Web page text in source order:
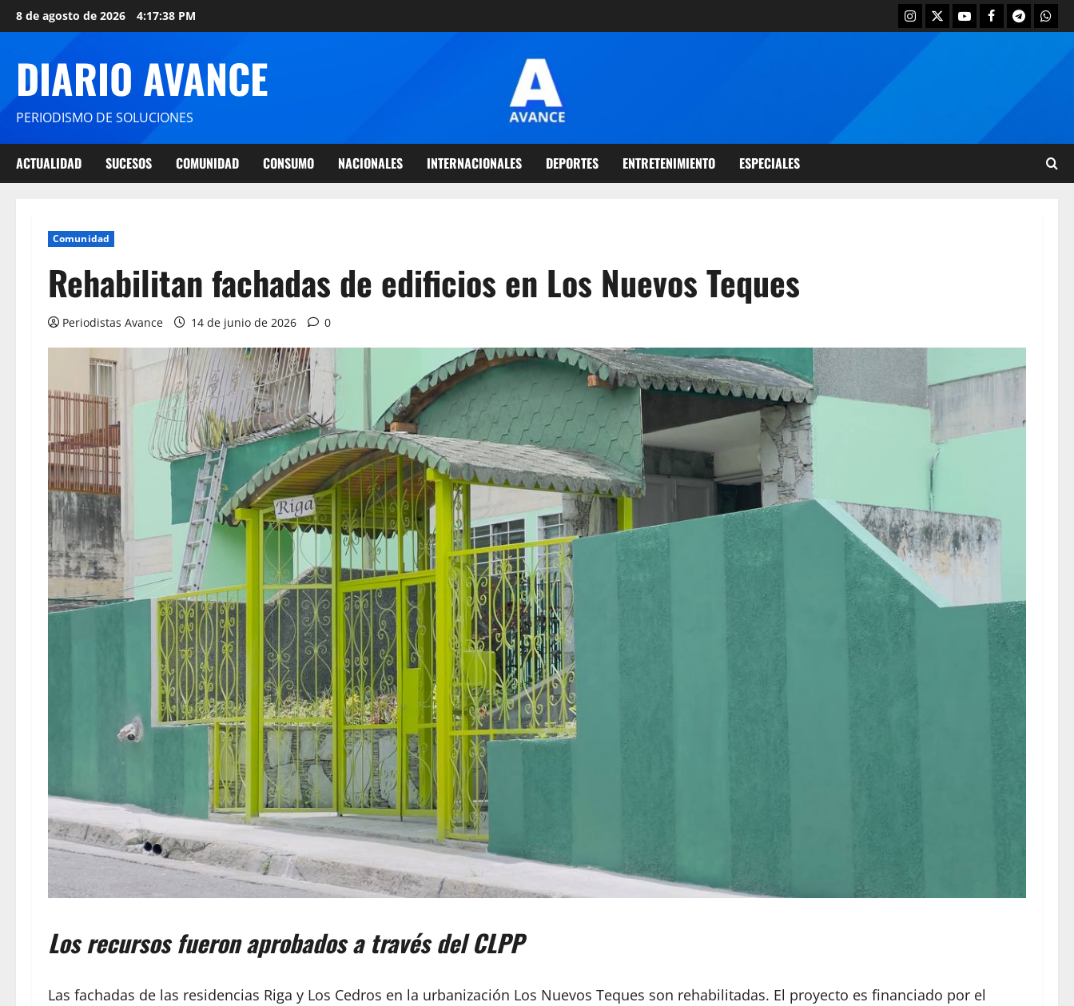
8 de agosto de 2026 4:17:39 PM
DIARIO AVANCE
PERIODISMO DE SOLUCIONES
ACTUALIDAD SUCESOS COMUNIDAD CONSUMO NACIONALES INTERNACIONALES DEPORTES ENTRETENIMIENTO ESPECIALES
Comunidad
Rehabilitan fachadas de edificios en Los Nuevos Teques
Periodistas Avance 14 de junio de 2026 0
Los recursos fueron aprobados a través del CLPP
Las fachadas de las residencias Riga y Los Cedros en la urbanización Los Nuevos Teques son rehabilitadas. El proyecto es financiado por el